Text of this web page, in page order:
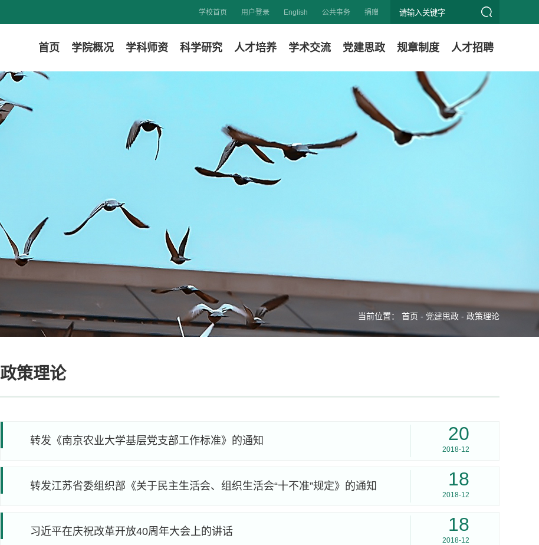
学校首页 用户登录 English 公共事务 捐赠
首页 学院概况 学科师资 科学研究 人才培养 学术交流 党建思政 规章制度 人才招聘
当前位置： 首页 - 党建思政- 政策理论
政策理论
转发《南京农业大学基层党支部工作标准》的通知 20
2018-12
转发江苏省委组织部《关于民主生活会、组织生活会“十不准”规定》的通知 18
2018-12
习近平在庆祝改革开放40周年大会上的讲话 18
2018-12